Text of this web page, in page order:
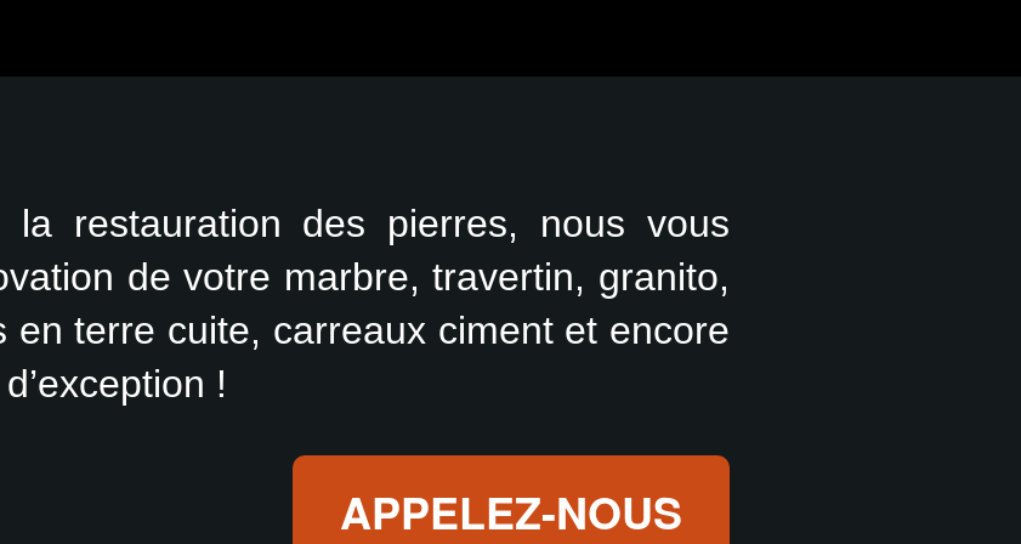
la restauration des pierres, nous vous
de votre marbre, travertin, granito,
en terre cuite, carreaux ciment et encore
!
APPELEZ-NOUS